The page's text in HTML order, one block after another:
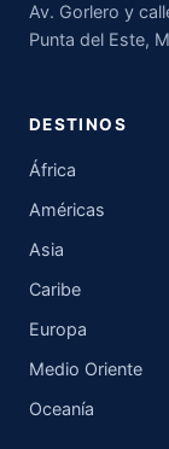
Av. Gorlero y
Punta del Este,
DESTINOS
África
Américas
Asia
Caribe
Europa
Medio Oriente
Oceanía